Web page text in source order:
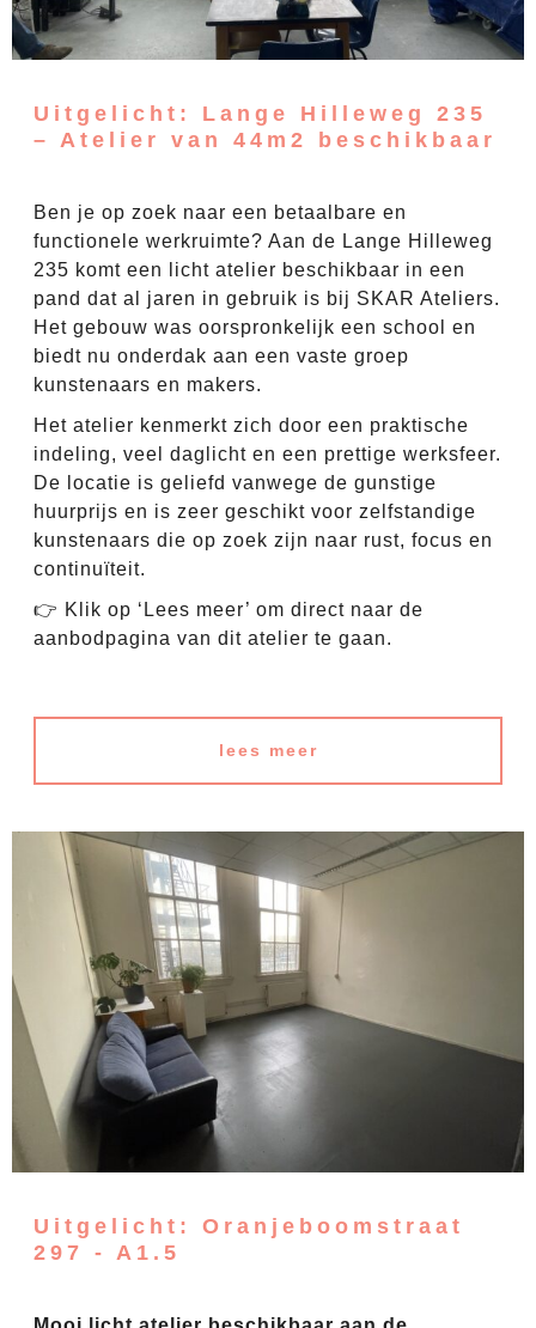
Uitgelicht: Lange Hilleweg 235
– Atelier van 44m2 beschikbaar
Ben je op zoek naar een betaalbare en
functionele werkruimte? Aan de Lange Hilleweg
235 komt een licht atelier beschikbaar in een
pand dat al jaren in gebruik is bij SKAR Ateliers.
Het gebouw was oorspronkelijk een school en
biedt nu onderdak aan een vaste groep
kunstenaars en makers.
Het atelier kenmerkt zich door een praktische
indeling, veel daglicht en een prettige werk­sfeer.
De locatie is geliefd vanwege de gunstige
huurprijs en is zeer geschikt voor zelfstandige
kunstenaars die op zoek zijn naar rust, focus en
continuïteit.
👉 Klik op ‘Lees meer’ om direct naar de
aanbodpagina van dit atelier te gaan.
lees meer
Uitgelicht: Oranjeboomstraat
297 - A1.5